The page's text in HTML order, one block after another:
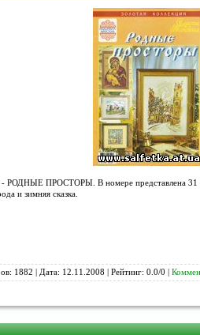
- РОДНЫЕ ПРОСТОРЫ. В номере представлена 31
и зимняя сказка.
1882 | Дата: 12.11.2008 | Рейтинг: 0.0/0 |